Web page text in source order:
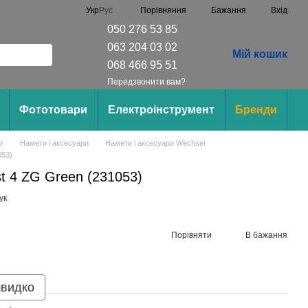
Укр Рус Порівняння Бажання Вхід
050 276 53 85
063 204 03 02
068 466 95 51
Передзвонити вам?
Мій кошик
Фототовари Електроінструмент Бренди
Намети і аксесуари
Намети і аксесуари Wechsel
4 ZG Green (231053)
Порівняти В бажання